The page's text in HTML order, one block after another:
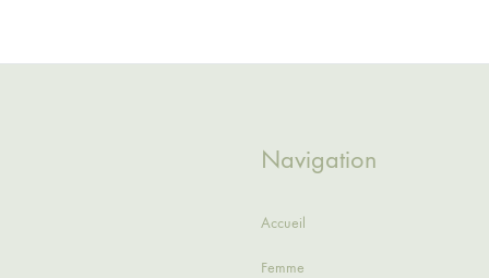
Navigation
Accueil
Femme